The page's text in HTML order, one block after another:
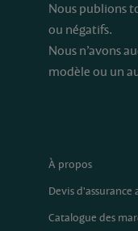
Nous publions
ou négatifs.
Nous n’avons
modèle ou un
À propos
Devis d'assurance
Catalogue des